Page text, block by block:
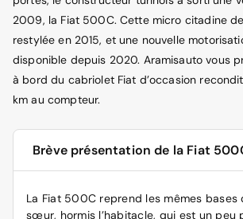
2009, la Fiat 500C. Cette micro citadine
restylée en 2015, et une nouvelle
disponible depuis 2020. Aramisauto vous
à bord du cabriolet Fiat d’occasion
km au compteur.
Brève présentation de la Fiat
La Fiat 500C reprend les mêmes bases
sœur, hormis l’habitacle, qui est un peu